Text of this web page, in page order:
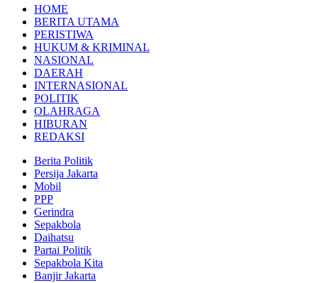
HOME
BERITA UTAMA
PERISTIWA
HUKUM & KRIMINAL
NASIONAL
DAERAH
INTERNASIONAL
POLITIK
OLAHRAGA
HIBURAN
REDAKSI
Berita Politik
Persija Jakarta
Mobil
PPP
Gerindra
Sepakbola
Daihatsu
Partai Politik
Sepakbola Kita
Banjir Jakarta